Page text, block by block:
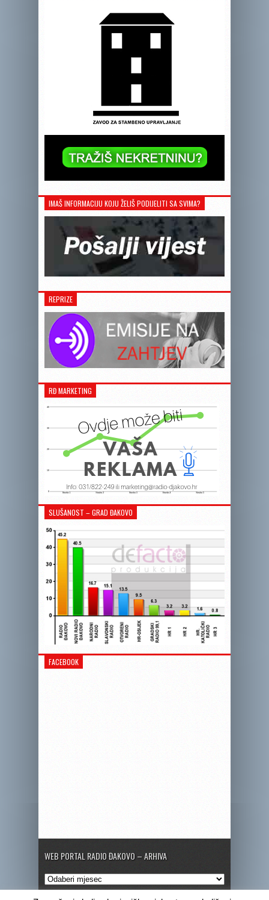
IMAŠ INFORMACIJU KOJU ŽELIŠ PODIJELITI SA SVIMA?
REPRIZE
RĐ MARKETING
SLUŠANOST – GRAD ĐAKOVO
FACEBOOK
WEB PORTAL RADIO ĐAKOVO – ARHIVA
Web
portal